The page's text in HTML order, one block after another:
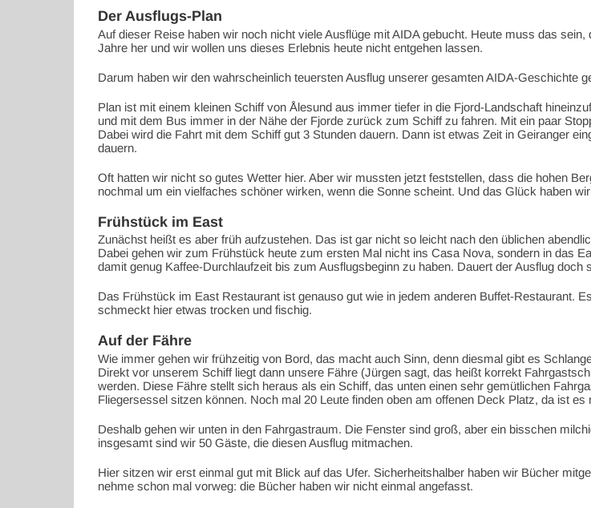
Der Ausflugs-Plan
Auf dieser Reise haben wir noch nicht viele Ausflüge mit AIDA gebucht. Heute muss das
Jahre her und wir wollen uns dieses Erlebnis heute nicht entgehen lassen.
Darum haben wir den wahrscheinlich teuersten Ausflug unserer gesamten AIDA-Geschichte
Plan ist mit einem kleinen Schiff von Ålesund aus immer tiefer in die Fjord-Landschaft
und mit dem Bus immer in der Nähe der Fjorde zurück zum Schiff zu fahren. Mit ein paar
Dabei wird die Fahrt mit dem Schiff gut 3 Stunden dauern. Dann ist etwas Zeit in Geiranger
dauern.
Oft hatten wir nicht so gutes Wetter hier. Aber wir mussten jetzt feststellen, dass die hohen
nochmal um ein vielfaches schöner wirken, wenn die Sonne scheint. Und das Glück haben
Frühstück im East
Zunächst heißt es aber früh aufzustehen. Das ist gar nicht so leicht nach den üblichen
Dabei gehen wir zum Frühstück heute zum ersten Mal nicht ins Casa Nova, sondern in das
damit genug Kaffee-Durchlaufzeit bis zum Ausflugsbeginn zu haben. Dauert der Ausflug
Das Frühstück im East Restaurant ist genauso gut wie in jedem anderen Buffet-Restaurant.
schmeckt hier etwas trocken und fischig.
Auf der Fähre
Wie immer gehen wir frühzeitig von Bord, das macht auch Sinn, denn diesmal gibt es
Direkt vor unserem Schiff liegt dann unsere Fähre (Jürgen sagt, das heißt korrekt
werden. Diese Fähre stellt sich heraus als ein Schiff, das unten einen sehr gemütlichen
Fliegersessel sitzen können. Noch mal 20 Leute finden oben am offenen Deck Platz, da ist
Deshalb gehen wir unten in den Fahrgastraum. Die Fenster sind groß, aber ein bisschen
insgesamt sind wir 50 Gäste, die diesen Ausflug mitmachen.
Hier sitzen wir erst einmal gut mit Blick auf das Ufer. Sicherheitshalber haben wir Bücher
nehme schon mal vorweg: die Bücher haben wir nicht einmal angefasst.